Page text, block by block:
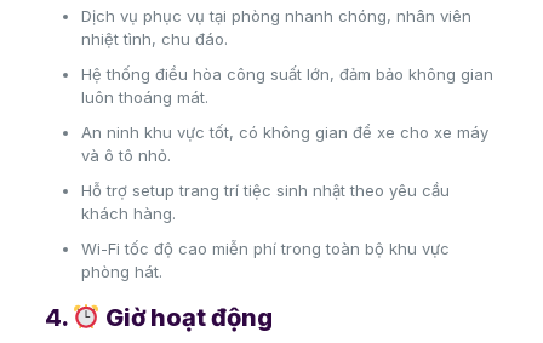
Dịch vụ phục vụ tại phòng nhanh chóng, nhân viên
nhiệt tình, chu đáo.
Hệ thống điều hòa công suất lớn, đảm bảo không gian
luôn thoáng mát.
An ninh khu vực tốt, có không gian để xe cho xe máy
và ô tô nhỏ.
Hỗ trợ setup trang trí tiệc sinh nhật theo yêu cầu
khách hàng.
Wi-Fi tốc độ cao miễn phí trong toàn bộ khu vực
phòng hát.
4. Giờ hoạt động